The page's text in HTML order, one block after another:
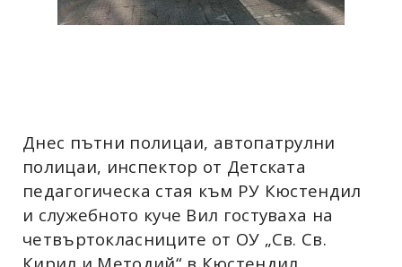
Днес пътни полицаи, автопатрулни
полицаи, инспектор от Детската
педагогическа стая към РУ Кюстендил
и служебното куче Вил гостуваха на
четвъртокласниците от ОУ „Св. Св.